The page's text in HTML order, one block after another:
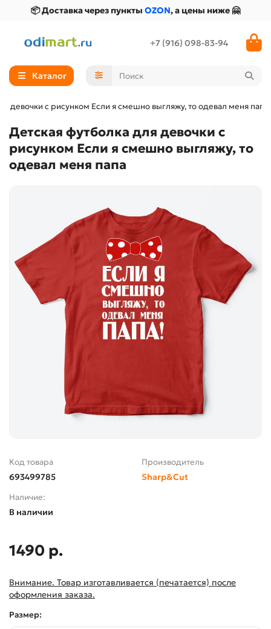
📦 Доставка через пункты OZON, а цены ниже 🤗
+7 (916) 098-83-94
Каталог
девочки с рисунком Если я смешно выгляжу, то одевал меня папа
Детская футболка для девочки с
рисунком Если я смешно выгляжу, то
одевал меня папа
Код товара
693499785
Производитель
Sharp&Cut
Наличие:
В наличии
1490 р.
Внимание. Товар изготавливается (печатается) после
оформления заказа.
Размер: